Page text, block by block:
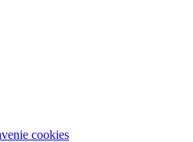
cookies